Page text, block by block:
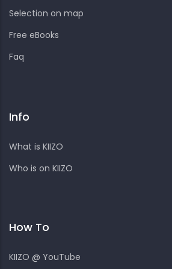
Selection on map
Free eBooks
Faq
Info
What is KIIZO
Who is on KIIZO
How To
KIIZO @ YouTube